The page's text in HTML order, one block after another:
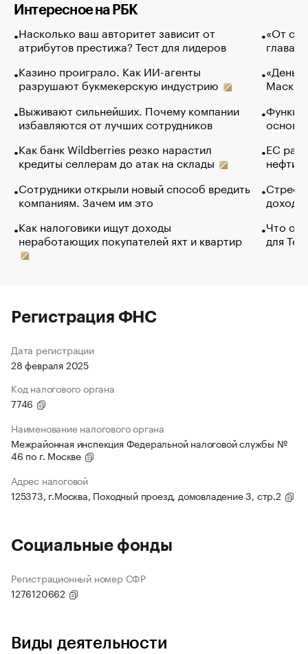
Интересное на РБК
Насколько ваш авторитет зависит от
атрибутов престижа? Тест для лидеров
Казино проиграло. Как ИИ-агенты
разрушают букмекерскую индустрию
Выживают сильнейших. Почему компании
избавляются от лучших сотрудников
Как банк Wildberries резко нарастил
кредиты селлерам до атак на склады
Сотрудники открыли новый способ вредить
компаниям. Зачем им это
Как налоговики ищут доходы
неработающих покупателей яхт и квартир
«От
глава
Маск в
основ
ЕС
нефти
Что
для
Регистрация ФНС
Дата регистрации
28 февраля 2025
Код налогового органа
7746
Наименование налогового органа
Межрайонная инспекция Федеральной налоговой службы №
46 по г. Москве
Адрес налоговой
125373, г.Москва, Походный проезд, домовладение 3, стр.2
Социальные фонды
Регистрационный номер СФР
1276120662
Виды деятельности